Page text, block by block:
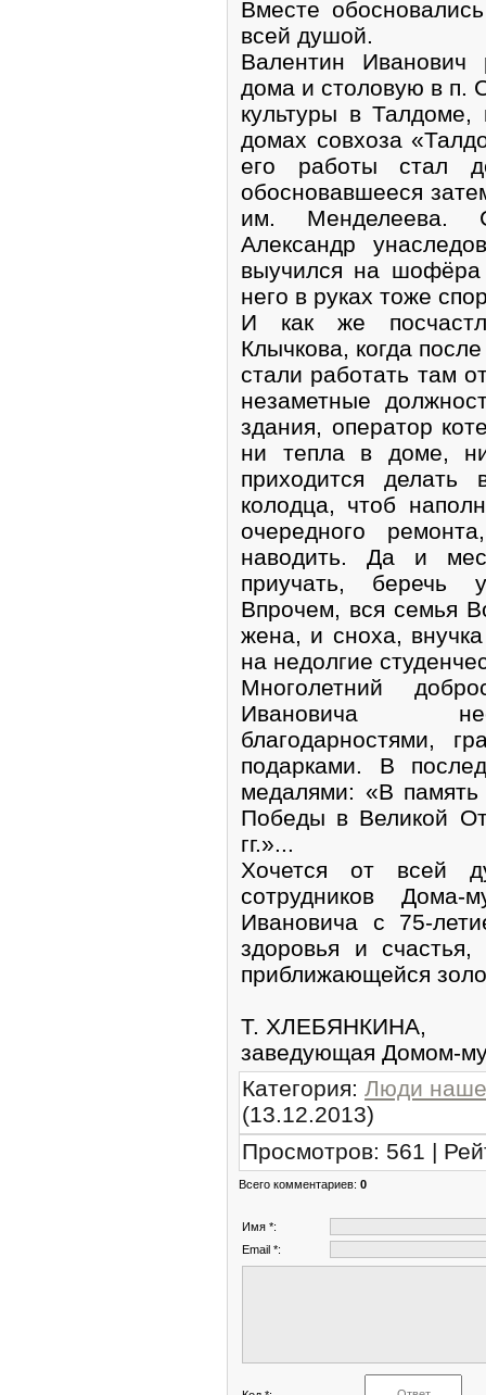
Вместе
всей душой.
Валентин Иванович
дома и столовую в п.
культуры в Талдоме,
домах совхоза
его работы стал
обосновавшееся
им. Менделеева.
Александр
выучился на
него в руках тоже
И как же
Клычкова, когда
стали работать там
незаметные
здания, оператор
ни тепла в доме,
приходится
колодца, чтоб
очередного
наводить. Да и
приучать, беречь
Впрочем, вся семья
жена, и сноха,
на недолгие
Многолетний
Ивановича
благодарностями,
подарками. В
медалями: «В
Победы в Великой
гг.»...
Хочется от всей
сотрудников Дома-
Ивановича с 75-
здоровья и
приближающейся
Т. ХЛЕБЯНКИНА,
заведующая Домом-
Категория: Люди
(13.12.2013)
Просмотров: 561 |
Всего комментариев: 0
Имя *:
Email *: